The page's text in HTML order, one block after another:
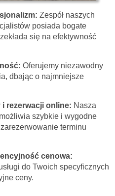
Zespół naszych
posiada bogate
się na efektywność
Oferujemy niezawodny
dbając o najmniejsze
rezerwacji online: Nasza
szybkie i wygodne
terminu
cenowa:
do Twoich specyficznych
ceny.